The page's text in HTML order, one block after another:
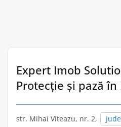
Expert Imob
Protecție și pază
str. Mihai Viteazu, nr. 2,